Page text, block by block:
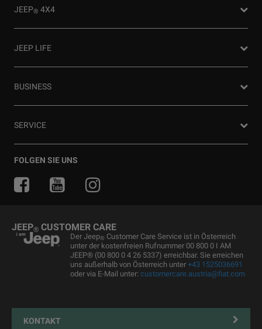
Probefahrt anfragen
JEEP® 4X4
4x4 Experience
JEEP LIFE
80ᵀᴴ Anniversary
Jeep & Juventus
BUSINESS
Business Center
Angebot anfordern
Informiert bleiben
SERVICE
FlexCare
Alle Services
Kundendienst
Servicepartner finden
Reifen
FOLGEN SIE UNS
JEEP® CUSTOMER CARE
Der Jeep® Customer Care Service ist in Österreich
unter der kostenfreien Rufnummer 00 800 0 I AM
JEEP® (00 800 0 4 26 5337) erreichbar. Sie erreichen
uns außerhalb von Österreich unter +43 1525036691
oder via E-Mail unter: customercare.austria@fiat.com
KONTAKT